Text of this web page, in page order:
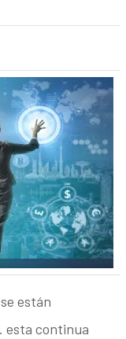
están
esta continua